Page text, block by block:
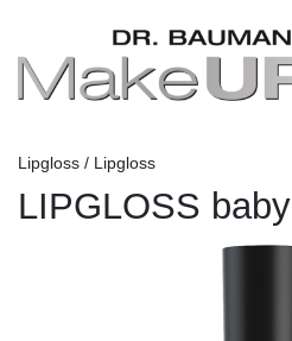
Lipgloss / Lipgloss
LIPGLOSS baby